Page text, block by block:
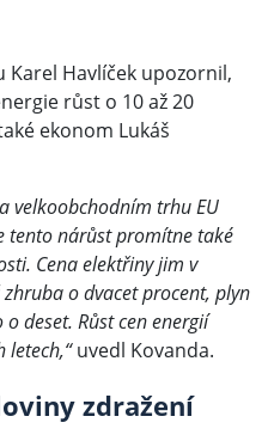
Havlíček upozornil,
růst o 10 až 20
ekonom Lukáš
velkoobchodním trhu EU
tento nárůst promítne také
Cena elektřiny jim v
o dvacet procent, plyn
deset. Růst cen energií
letech,“uvedl Kovanda.
zdražení